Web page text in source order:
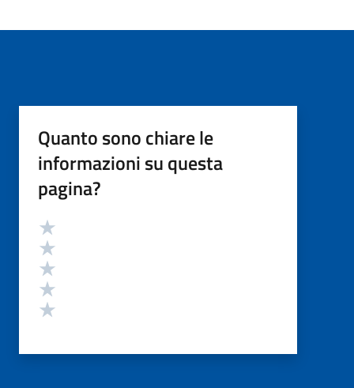
Quanto sono chiare le
informazioni su questa
pagina?
Valutazione